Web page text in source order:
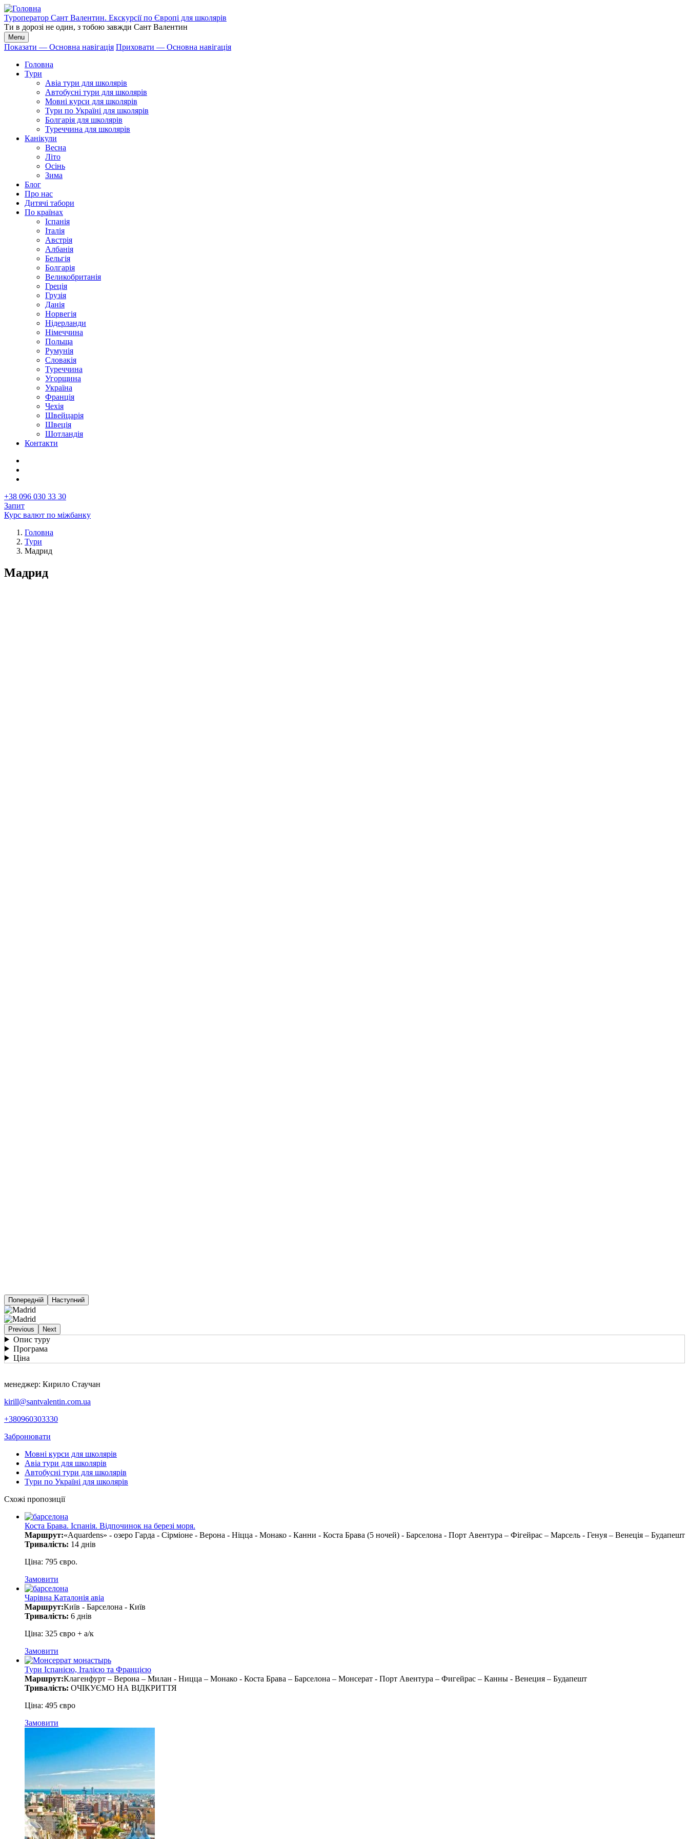
Перейти
до
основного
вмісту
Туроператор Сант Валентин. Екскурсії по Європі для школярів
Ти в дорозі не один, з тобою завжди Сант Валентин
Menu
Основна
навігація
Показати — Основна навігація Приховати — Основна навігація
Головна
Тури
Авіа тури для школярів
Автобусні тури для школярів
Мовні курси для школярів
Тури по Україні для школярів
Болгарія для школярів
Туреччина для школярів
Канікули
Весна
Літо
Осінь
Зима
Блог
Про нас
Дитячі табори
По країнах
Іспанія
Італія
Австрія
Албанія
Бельгія
Болгарія
Великобританія
Греція
Грузія
Данія
Норвегія
Нідерланди
Німеччина
Польща
Румунія
Словакія
Туреччина
Угорщина
Україна
Франція
Чехія
Швейцарія
Швеція
Шотландія
Контакти
+38 096 030 33 30
Запит
Курс валют по міжбанку
Рядок
навіґації
Головна
Тури
Мадрид
Мадрид
Попередній Наступний
Previous Next
Опис туру
Програма
Ціна
менеджер: Кирило Стаучан
kirill@santvalentin.com.ua
+380960303330
Забронювати
Мовні курси для школярів
Авіа тури для школярів
Автобусні тури для школярів
Тури по Україні для школярів
Схожі пропозиції
Коста Брава. Іспанія. Відпочинок на березі моря.
Маршрут:«Aquardens» - озеро Гарда - Сірміоне - Верона - Ніцца - Монако - Канни - Коста Брава (5 ночей) - Барселона - Порт Авентура – Фігейрас – Марсель - Генуя – Венеція – Будапешт
Тривалість: 14 днів
Ціна: 795 євро.
Замовити
Чарівна Каталонія авіа
Маршрут:Київ - Барселона - Київ
Тривалість: 6 днів
Ціна: 325 євро + а/к
Замовити
Тури Іспанією, Італією та Францією
Маршрут:Клагенфурт – Верона – Милан - Ницца – Монако - Коста Брава – Барселона – Монсерат - Порт Авентура – Фигейрас – Канны - Венеция – Будапешт
Тривалість: ОЧІКУЄМО НА ВІДКРИТТЯ
Ціна: 495 євро
Замовити